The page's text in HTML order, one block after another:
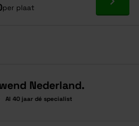
per plaat Ga
Nederland.
Al 40 jaar dé specialist